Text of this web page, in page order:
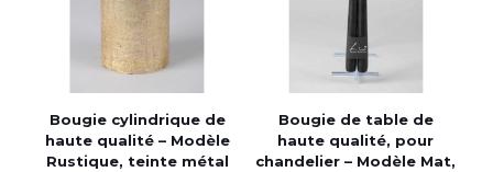
Bougie cylindrique de
haute qualité – Modèle
Rustique, teinte métal
Bougie de table de
haute qualité, pour
chandelier – Modèle Mat,